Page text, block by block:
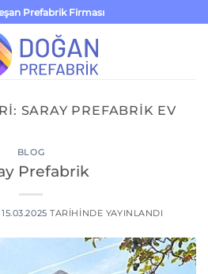
Prefabrik Firması
SARAY PREFABRIK EV
BLOG
Prefabrik
15.03.2025 TARIHINDE YAYINLANDI